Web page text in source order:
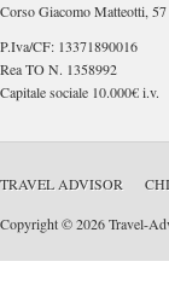
Corso Giacomo Matteotti,
P.Iva/CF: 13371890016
Rea TO N. 1358992
Capitale sociale 10.000€ i.v.
TRAVEL ADVISOR
Copyright © 2026 Travel-